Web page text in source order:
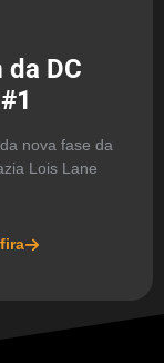
DC
nova fase da
Lois Lane